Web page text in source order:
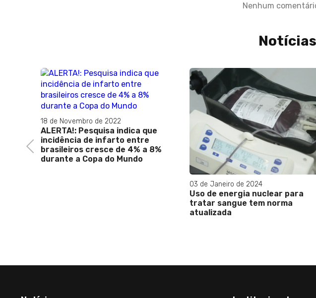
Nenhum
Previous
18 de Novembro de 2022
ALERTA!: Pesquisa indica que
incidência de infarto entre
brasileiros cresce de 4% a 8%
durante a Copa do Mundo
03 de Janeiro de 2024
Uso de energia nuclear para
tratar sangue tem norma
atualizada